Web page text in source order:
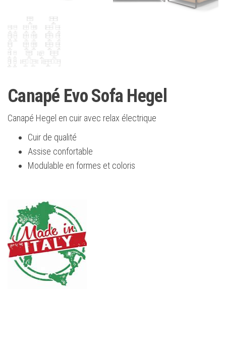
Canapé Evo Sofa Hegel
Canapé Hegel en cuir avec relax électrique
Cuir de qualité
Assise confortable
Modulable en formes et coloris